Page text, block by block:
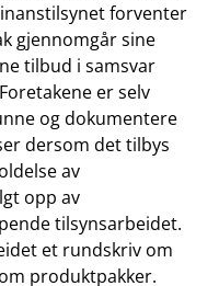
forventer
gjennomgår sine
tilbud i samsvar
er selv
og dokumentere
dersom det tilbys
av
opp av
tilsynsarbeidet.
et rundskriv om
produktpakker.